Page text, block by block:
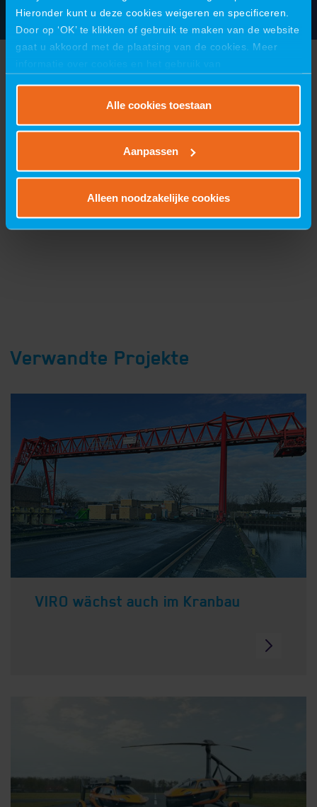
Hieronder kunt u deze cookies weigeren en specificeren.
Door op ‘OK’ te klikken of gebruik te maken van de website
gaat u akkoord met de plaatsing van de cookies. Meer
informatie over cookies en het gebruik van
Alle cookies toestaan
Aanpassen
Alleen noodzakelijke cookies
Verwandte Projekte
VIRO wächst auch im Kranbau